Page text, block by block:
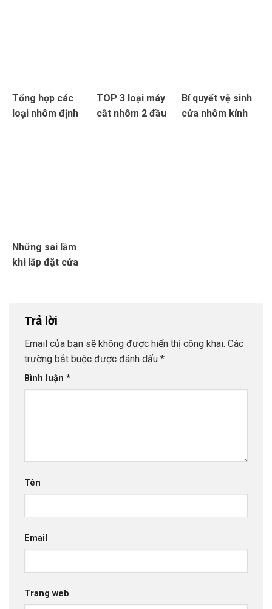
Tổng hợp các
loại nhôm định
TOP 3 loại máy
cắt nhôm 2 đầu
Bí quyết vệ sinh
cửa nhôm kính
Những sai lầm
khi lắp đặt cửa
Trả lời
Email của bạn sẽ không được hiển thị công khai. Các
trường bắt buộc được đánh dấu *
Bình luận *
Tên
Email
Trang web